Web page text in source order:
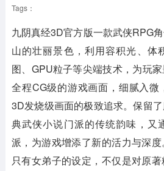
Tags：
九阴真经3D官方版一款武侠RPG
山的壮丽景色，利用容积光、体
图、GPU粒子等尖端技术，为玩家
全程CG级的游戏画面，细腻入微
3D发烧级画面的极致追求。保留
典武侠小说门派的传统韵味，又
派，为游戏增添了新的活力与深
只有女弟子的设定，不仅是对原